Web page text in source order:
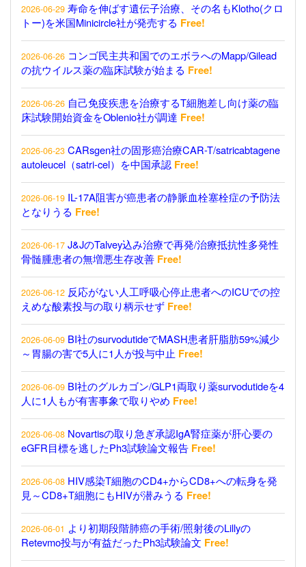
2026-06-29 寿命を伸ばす遺伝子治療、その名もKlotho(クロ
トー)を米国Minicircle社が発売する Free!
2026-06-26 コンゴ民主共和国でのエボラへのMapp/Gilead
の抗ウイルス薬の臨床試験が始まる Free!
2026-06-26 自己免疫疾患を治療するT細胞差し向け薬の臨
床試験開始資金をOblenio社が調達 Free!
2026-06-23 CARsgen社の固形癌治療CAR-T/satricabtagene
autoleucel（satri-cel）を中国承認 Free!
2026-06-19 IL-17A阻害が癌患者の静脈血栓塞栓症の予防法
となりうる Free!
2026-06-17 J&JのTalvey込み治療で再発/治療抵抗性多発性
骨髄腫患者の無増悪生存改善 Free!
2026-06-12 反応がない人工呼吸心停止患者へのICUでの控
えめな酸素投与の取り柄示せず Free!
2026-06-09 BI社のsurvodutideでMASH患者肝脂肪59%減少
～胃腸の害で5人に1人が投与中止 Free!
2026-06-09 BI社のグルカゴン/GLP1両取り薬survodutideを4
人に1人もが有害事象で取りやめ Free!
2026-06-08 Novartisの取り急ぎ承認IgA腎症薬が肝心要の
eGFR目標を逃したPh3試験論文報告 Free!
2026-06-08 HIV感染T細胞のCD4+からCD8+への転身を発
見～CD8+T細胞にもHIVが潜みうる Free!
2026-06-01 より初期段階肺癌の手術/照射後のLillyの
Retevmo投与が有益だったPh3試験論文 Free!